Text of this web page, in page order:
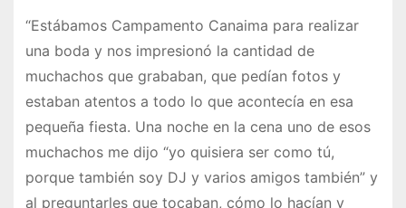
“Estábamos Campamento Canaima para realizar
una boda y nos impresionó la cantidad de
muchachos que grababan, que pedían fotos y
estaban atentos a todo lo que acontecía en esa
pequeña fiesta. Una noche en la cena uno de esos
muchachos me dijo “yo quisiera ser como tú,
porque también soy DJ y varios amigos también” y
al preguntarles que tocaban, cómo lo hacían y